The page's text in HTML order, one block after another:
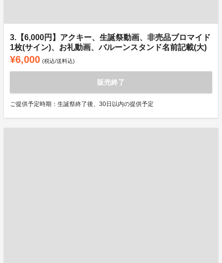
3.【6,000円】アクキー、生誕祭動画、非売品ブロマイド
1枚(サイン)、お礼動画、バルーンスタンド名前記載(大)
¥6,000 (税込/送料込)
販売終了
ご提供予定時期：生誕祭終了後、30日以内の提供予定